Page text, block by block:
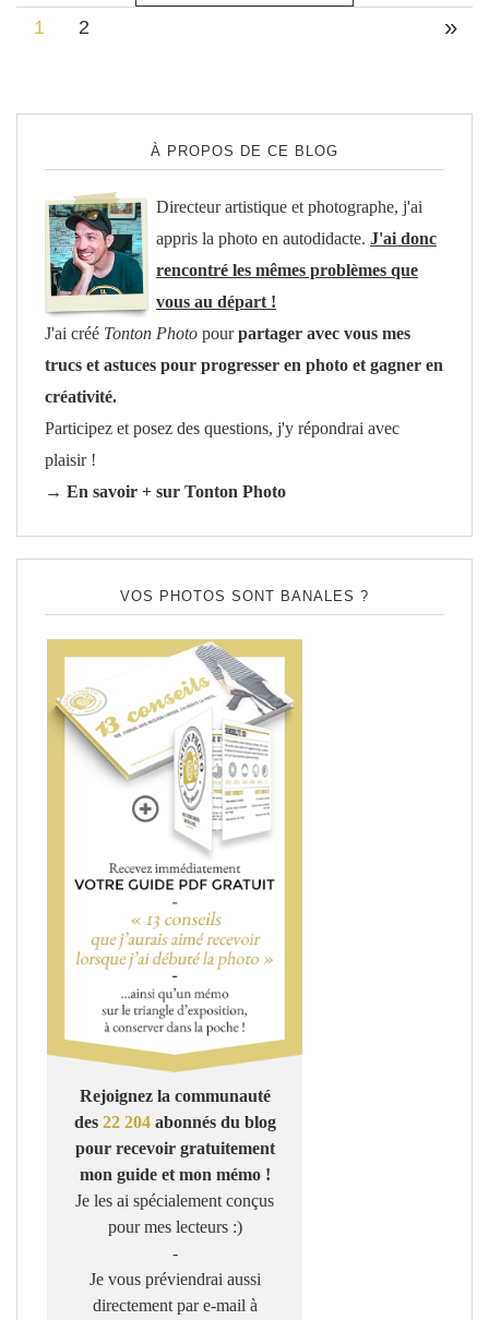
1 2 »
À PROPOS DE CE BLOG
Directeur artistique et photographe, j'ai
appris la photo en autodidacte. J'ai donc
rencontré les mêmes problèmes que
vous au départ !
J'ai créé Tonton Photo pourpartager avec vous mes
trucs et astuces pour progresser en photo et gagner en
créativité.
Participez et posez des questions, j'y répondrai avec
plaisir !
→ En savoir + sur Tonton Photo
VOS PHOTOS SONT BANALES ?
Rejoignez la communauté
des 22 204abonnés du blog
pour recevoir gratuitement
mon guide et mon mémo !
Je les ai spécialement conçus
pour mes lecteurs :)
-
Je vous préviendrai aussi
directement par e-mail à